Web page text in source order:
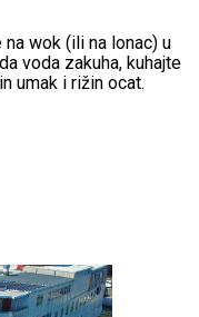
wok (ili na lonac) u
voda zakuha, kuhajte
umak i rižin ocat.